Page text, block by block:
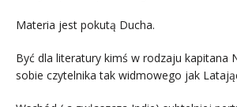
Materia jest pokutą Ducha.
Być dla literatury kimś w rodzaju kapitana
sobie czytelnika tak widmowego jak